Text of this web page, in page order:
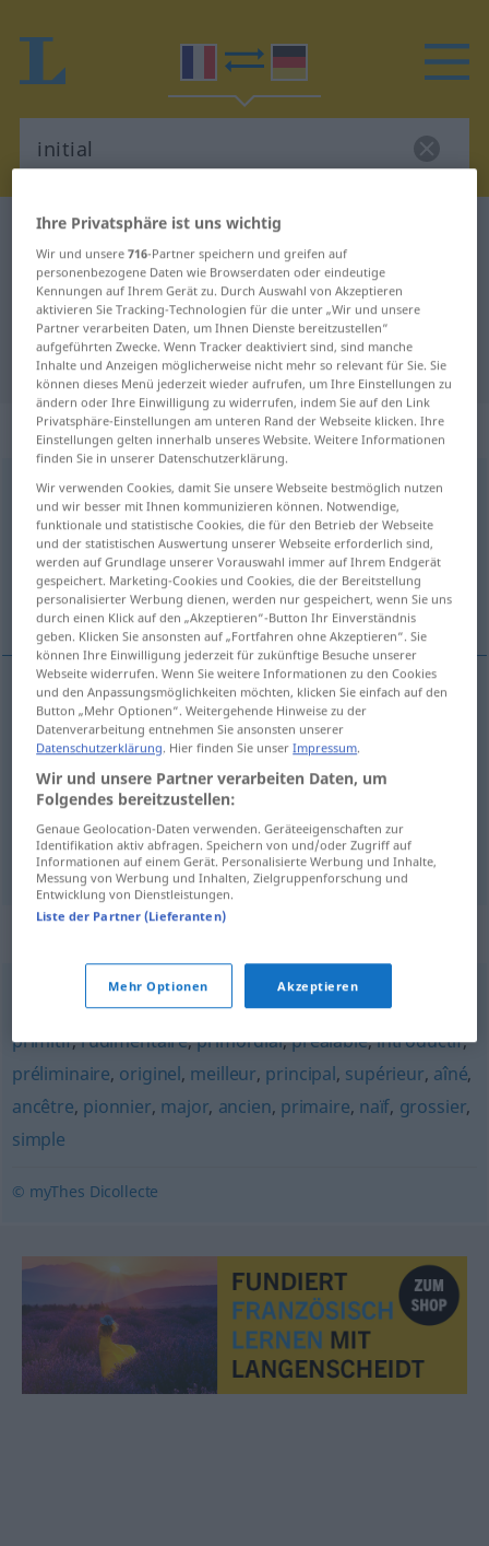
Französisch-Deutsch Wörterbuch
Französisch-Deutsch Übersetzung
für "initial"
"initial" Deutsch Übersetzung
„initial“: adjectif (qualificatif)
initial [inisjal]adj <initiale;-aux [-o]>
Übersicht aller Übersetzungen
(Für mehr Details die Übersetzung anklicken/antippen)
Anfangs…, Initial…, anfänglich
Anfangs… initial
anfänglich initial
Initial… initial
,débutant,liminaire ,originaire,élémentaire
primitif,rudimentaire,primordial,préalable,introductif,
préliminaire, originel, meilleur, principal, supérieur, aîné,
ancêtre, pionnier, major, ancien, primaire, naïf, grossier,
simple
© myThes Dicollecte
Ihre Privatsphäre ist uns wichtig
Wir und unsere716-Partner speichern und greifen auf
personenbezogene Daten wie Browserdaten oder eindeutige
Kennungen auf Ihrem Gerät zu. Durch Auswahl von Akzeptieren
aktivieren Sie Tracking-Technologien für die unter „Wir und unsere
Partner verarbeiten Daten, um Ihnen Dienste bereitzustellen“
aufgeführten Zwecke. Wenn Tracker deaktiviert sind, sind manche
Inhalte und Anzeigen möglicherweise nicht mehr so relevant für Sie. Sie
können dieses Menü jederzeit wieder aufrufen, um Ihre Einstellungen zu
ändern oder Ihre Einwilligung zu widerrufen, indem Sie auf den Link
Privatsphäre-Einstellungen am unteren Rand der Webseite klicken. Ihre
Einstellungen gelten innerhalb unseres Website. Weitere Informationen
finden Sie in unserer Datenschutzerklärung.
Wir verwenden Cookies, damit Sie unsere Webseite bestmöglich nutzen
und wir besser mit Ihnen kommunizieren können. Notwendige,
funktionale und statistische Cookies, die für den Betrieb der Webseite
und der statistischen Auswertung unserer Webseite erforderlich sind,
werden auf Grundlage unserer Vorauswahl immer auf Ihrem Endgerät
gespeichert. Marketing-Cookies und Cookies, die der Bereitstellung
personalisierter Werbung dienen, werden nur gespeichert, wenn Sie uns
durch einen Klick auf den „Akzeptieren“-Button Ihr Einverständnis
geben. Klicken Sie ansonsten auf „Fortfahren ohne Akzeptieren“. Sie
können Ihre Einwilligung jederzeit für zukünftige Besuche unserer
Webseite widerrufen. Wenn Sie weitere Informationen zu den Cookies
und den Anpassungsmöglichkeiten möchten, klicken Sie einfach auf den
Button „Mehr Optionen“. Weitergehende Hinweise zu der
Datenverarbeitung entnehmen Sie ansonsten unserer
Datenschutzerklärung. Hier finden Sie unserImpressum.
Wir und unsere Partner verarbeiten Daten, um
Folgendes bereitzustellen:
Genaue Geolocation-Daten verwenden. Geräteeigenschaften zur
Identifikation aktiv abfragen. Speichern von und/oder Zugriff auf
Informationen auf einem Gerät. Personalisierte Werbung und Inhalte,
Messung von Werbung und Inhalten, Zielgruppenforschung und
Entwicklung von Dienstleistungen.
Liste der Partner (Lieferanten)
Mehr Optionen Akzeptieren